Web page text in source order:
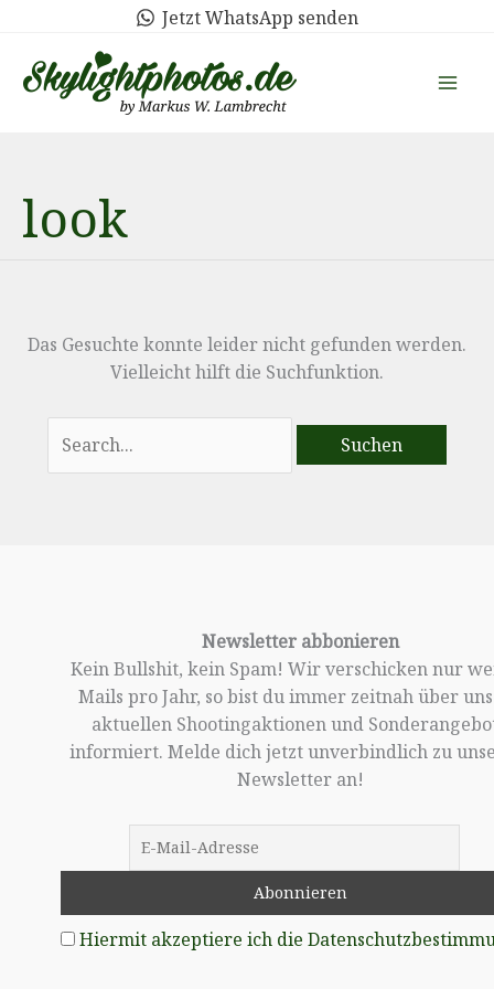
springen
Jetzt WhatsApp senden
look
Das Gesuchte konnte leider nicht gefunden werden.
Vielleicht hilft die Suchfunktion.
nach:
Newsletter abbonieren
Kein Bullshit, kein Spam! Wir verschicken nur
Mails pro Jahr, so bist du immer zeitnah über
aktuellen Shootingaktionen und
informiert. Melde dich jetzt unverbindlich zu
Newsletter an!
Hiermit akzeptiere ich die